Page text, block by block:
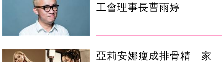
工會理事長曹雨婷
亞莉安娜瘦成排骨精 家